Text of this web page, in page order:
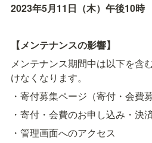
2023年5月11日（木）午後10時
【メンテナンスの影響】
メンテナンス期間中は以下を含
けなくなります。
・寄付募集ページ（寄付・会費
・寄付・会費のお申し込み・決
・管理画面へのアクセス